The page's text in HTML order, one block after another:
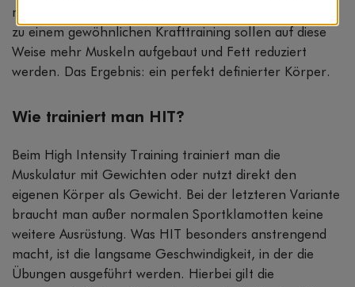
mehreren Tagen bis hin zu einer Woche. Im Vergleich
zu einem gewöhnlichen Krafttraining sollen auf diese
Weise mehr Muskeln aufgebaut und Fett reduziert
werden. Das Ergebnis: ein perfekt definierter Körper.
Wie trainiert man HIT?
Beim High Intensity Training trainiert man die
Muskulatur mit Gewichten oder nutzt direkt den
eigenen Körper als Gewicht. Bei der letzteren Variante
braucht man außer normalen Sportklamotten keine
weitere Ausrüstung. Was HIT besonders anstrengend
macht, ist die langsame Geschwindigkeit, in der die
Übungen ausgeführt werden. Hierbei gilt die